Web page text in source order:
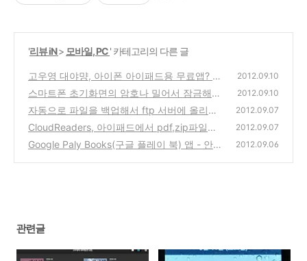
'리뷰 iN> 모바일, PC' 카테고리의 다른 글
고우영 대야먕, 아이폰 아이패드용 무료앱? 내
용은 전부 돈주고 사야하는 최영의(최배달)의
삶을 그린 만화책 뷰어앱
(0)
2012.09.10
스마트폰 초기화면의 암호나 밀어서 잠금해제
장치는 왜 있는것일까?
(14)
2012.09.10
자동으로 파일을 백업해서 ftp 서버에 올리거
나, 다운로드 받는 배치파일을 만드는 방법
2012.09.07
CloudReaders, 아이패드에서 pdf,zip파일보
기 지원의 만화책 보기 좋은 무료 추천 뷰어 앱
2012.09.07
Google Paly Books(구글 플레이 북) 앱 - 안드
2012.09.06
관련글